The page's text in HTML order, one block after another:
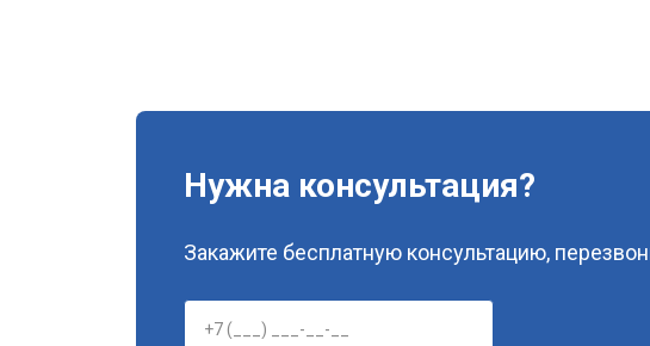
Нужна консультация?
Закажите бесплатную консультацию,